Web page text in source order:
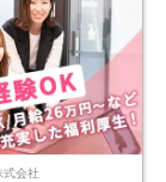
式会社